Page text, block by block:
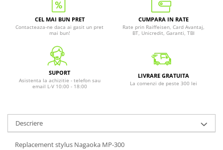
CEL MAI BUN PRET
Contacteaza-ne daca ai gasit un pret
mai bun!
CUMPARA IN RATE
Rate prin Raiffeisen, Card Avantaj,
BT, Unicredit, Garanti, TBI
SUPORT
Asistenta la achizitie - telefon sau
email L-V 10:00 - 18:00
LIVRARE GRATUITA
La comenzi de peste 300 lei
Descriere
Replacement stylus Nagaoka MP-300